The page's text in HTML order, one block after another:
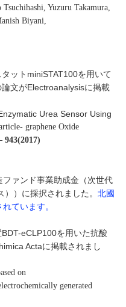
Yuzuru Takamura,
Biyani,
ットminiSTAT100を用いて
文がElectroanalysisに掲載
Urea Sensor Using
graphene Oxide
943(2017)
ァンド事業助成金（次世代
）に採択されました。 北國
ています。
eCLP100を用いた抗酸
Actaに掲載されまし
on
generated